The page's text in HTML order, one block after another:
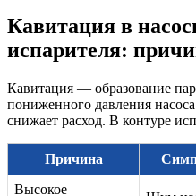
Кавитация в
испарителя:
Кавитация — образование
пониженного давления
снижает расход. В контуре
Причина
Высокое